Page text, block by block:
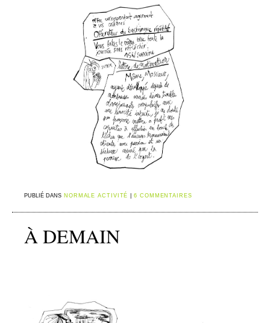
PUBLIÉ DANS NORMALE ACTIVITÉ 6 COMMENTAIRES
À DEMAIN